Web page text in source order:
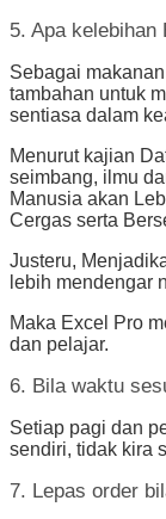
5. Apa kelebihan
Sebagai
tambahan untuk
sentiasa dalam
Menurut kajian
seimbang, ilmu
Manusia akan
Cergas serta
Justeru,
lebih mendengar
Maka Excel Pro
dan pelajar.
6. Bila waktu
Setiap pagi dan
sendiri, tidak kira
7. Lepas order